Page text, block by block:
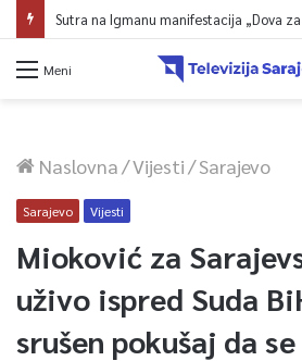
Sutra na Igmanu manifestacija „Dova
Meni
Naslovna/Vijesti/Sarajevo
Sarajevo Vijesti
Mioković za
uživo ispred Suda
srušen pokušaj da